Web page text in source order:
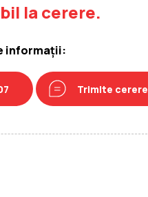
la cerere.
informații:
Trimite cerere